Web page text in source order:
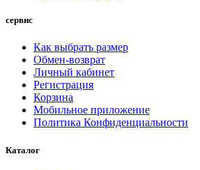
сервис
Как выбрать размер
Обмен-возврат
Личный кабинет
Регистрация
Корзина
Мобильное приложение
Политика Конфиденциальности
Каталог